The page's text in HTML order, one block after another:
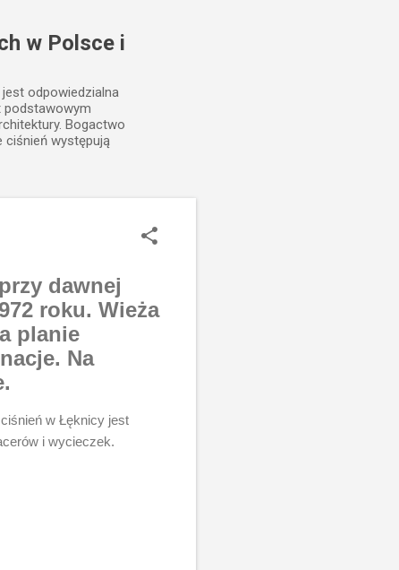
w Polsce i
odpowiedzialna
podstawowym
Bogactwo
ciśnień występują
dawnej
roku. Wieża
planie
Na
w Łęknicy jest
i wycieczek.